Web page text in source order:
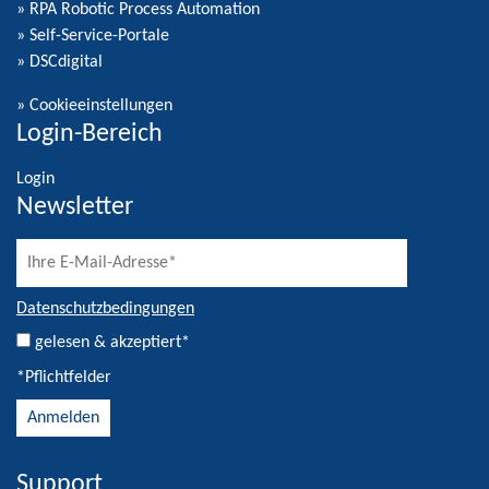
» RPA Robotic Process Automation
» Self-Service-Portale
» DSCdigital
» Cookieeinstellungen
Login-Bereich
Login
Newsletter
Datenschutzbedingungen
gelesen & akzeptiert*
*Pflichtfelder
Alternative: